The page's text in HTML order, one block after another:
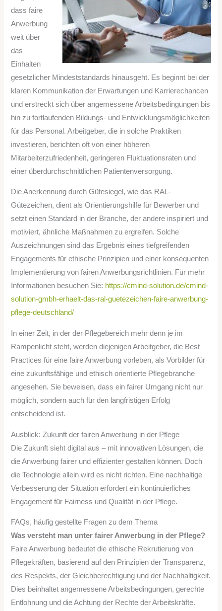
dass faire
Anwerbung
weit über
das
Einhalten
gesetzlicher Mindeststandards hinausgeht. Es beginnt bei der
klaren Kommunikation der Erwartungen und Karrierechancen
und erstreckt sich über angemessene Arbeitsbedingungen bis
hin zu fortlaufenden Bildungs- und Entwicklungsmöglichkeiten
für das Personal. Arbeitgeber, die in solche Praktiken
investieren, berichten oft von einer höheren
Mitarbeiterzufriedenheit, geringeren Fluktuationsraten und
einer überdurchschnittlichen Patientenversorgung.
Die Anerkennung durch Gütesiegel, wie das RAL-
Gütezeichen, dient als Orientierungshilfe für Bewerber und
setzt einen Standard in der Branche, der andere inspiriert und
motiviert, ähnliche Maßnahmen zu ergreifen. Solche
Auszeichnungen sind das Ergebnis eines tiefgreifenden
Engagements für ethische Prinzipien und einer konsequenten
Implementierung von fairen Anwerbungsrichtlinien. Für mehr
Informationen besuchen Sie: https://cmind-solution.de/cmind-
solution-gmbh-erhaelt-das-ral-guetezeichen-faire-anwerbung-
pflege-deutschland/
In einer Zeit, in der der Pflegebereich mehr denn je im
Rampenlicht steht, werden diejenigen Arbeitgeber, die Best
Practices für eine faire Anwerbung vorleben, als Vorbilder für
eine zukunftsfähige und ethisch orientierte Pflegebranche
angesehen. Sie beweisen, dass ein fairer Umgang nicht nur
möglich, sondern auch für den langfristigen Erfolg
entscheidend ist.
Ausblick: Zukunft der fairen Anwerbung in der Pflege
Die Zukunft sieht digital aus – mit innovativen Lösungen, die
die Anwerbung fairer und effizienter gestalten können. Doch
die Technologie allein wird es nicht richten. Eine nachhaltige
Verbesserung der Situation erfordert ein kontinuierliches
Engagement für Fairness und Qualität in der Pflege.
FAQs, häufig gestellte Fragen zu dem Thema
Was versteht man unter fairer Anwerbung in der Pflege?
Faire Anwerbung bedeutet die ethische Rekrutierung von
Pflegekräften, basierend auf den Prinzipien der Transparenz,
des Respekts, der Gleichberechtigung und der Nachhaltigkeit.
Dies beinhaltet angemessene Arbeitsbedingungen, gerechte
Entlohnung und die Achtung der Rechte der Arbeitskräfte.